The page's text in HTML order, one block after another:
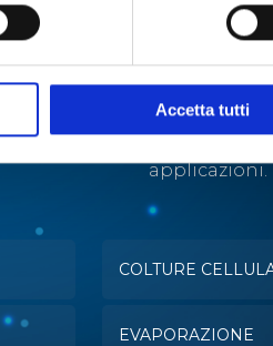
Accetta tutti
Abbiamo
tecnologie e
applicazioni.
COLTURE
EVAPORAZIONE